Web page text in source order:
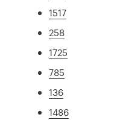
1517
258
1725
785
136
1486